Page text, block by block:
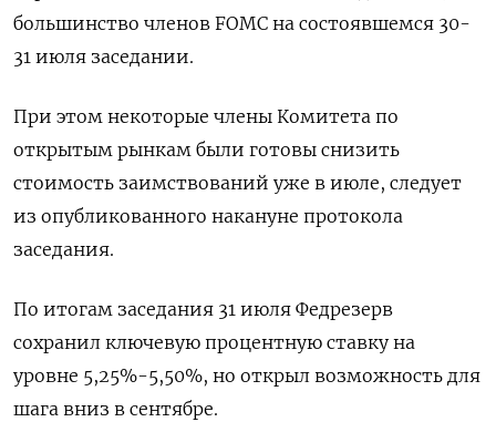
большинство членов FOMC на состоявшемся 30-
31 июля заседании.
При этом некоторые члены Комитета по
открытым рынкам были готовы снизить
стоимость заимствований уже в июле, следует
из опубликованного накануне протокола
заседания.
По итогам заседания 31 июля Федрезерв
сохранил ключевую процентную ставку на
уровне 5,25%-5,50%, но открыл возможность для
шага вниз в сентябре.